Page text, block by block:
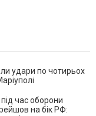
удари по чотирьох
час оборони
на бік РФ: